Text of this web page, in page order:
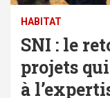
HABITAT
SNI : le
projets
à